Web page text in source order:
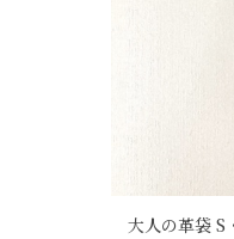
大人の革袋 S